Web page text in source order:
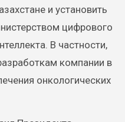
и установить
цифрового
В частности,
компании в
онкологических